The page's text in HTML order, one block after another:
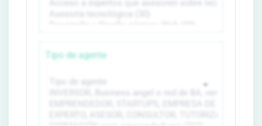
Tipo de agente